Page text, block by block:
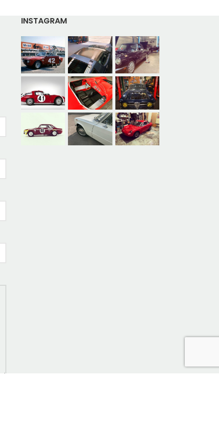
INSTAGRAM